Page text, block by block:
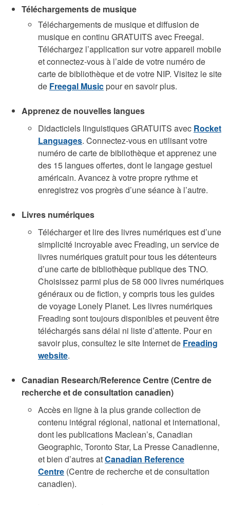
Téléchargements de musique
Téléchargements de musique et diffusion de
musique en continu GRATUITS avec Freegal.
Téléchargez l’application sur votre appareil mobile
et connectez-vous à l’aide de votre numéro de
carte de bibliothèque et de votre NIP. Visitez le site
de Freegal Musicpour en savoir plus.
Apprenez de nouvelles langues
Didacticiels linguistiques GRATUITS avec Rocket
Languages. Connectez-vous en utilisant votre
numéro de carte de bibliothèque et apprenez une
des 15 langues offertes, dont le langage gestuel
américain. Avancez à votre propre rythme et
enregistrez vos progrès d’une séance à l’autre.
Livres numériques
Télécharger et lire des livres numériques est d’une
simplicité incroyable avec Freading, un service de
livres numériques gratuit pour tous les détenteurs
d’une carte de bibliothèque publique des TNO.
Choisissez parmi plus de 58 000 livres numériques
généraux ou de fiction, y compris tous les guides
de voyage Lonely Planet. Les livres numériques
Freading sont toujours disponibles et peuvent être
téléchargés sans délai ni liste d’attente. Pour en
savoir plus, consultez le site Internet de Freading
website.
Canadian Research/Reference Centre (Centre de
recherche et de consultation canadien)
Accès en ligne à la plus grande collection de
contenu intégral régional, national et international,
dont les publications Maclean’s, Canadian
Geographic, Toronto Star, La Presse Canadienne,
et bien d’autresatCanadian Reference
Centre (Centre de recherche et de consultation
canadien).